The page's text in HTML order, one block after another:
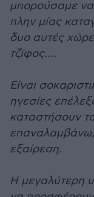
μπορούσαμε να
πλην μίας
δυο αυτές
τζίφος….
Είναι
ηγεσίες
καταστήσουν
επαναλαμβάνω,
εξαίρεση.
Η μεγαλύτερη